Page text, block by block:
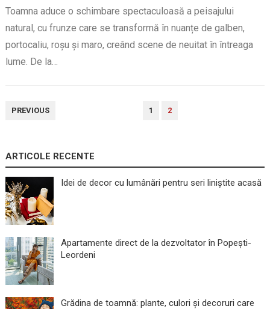
Toamna aduce o schimbare spectaculoasă a peisajului
natural, cu frunze care se transformă în nuanțe de galben,
portocaliu, roșu și maro, creând scene de neuitat în întreaga
lume. De la…
PAGINAȚIE
PREVIOUS 1 2
ARTICOLE RECENTE
Idei de decor cu lumânări pentru seri liniștite acasă
Apartamente direct de la dezvoltator în Popești-
Leordeni
Grădina de toamnă: plante, culori și decoruri care